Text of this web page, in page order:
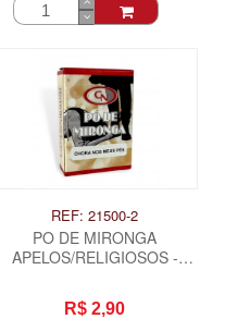
REF: 21500-2
PO DE MIRONGA
APELOS/RELIGIOSOS -
R$ 2,90